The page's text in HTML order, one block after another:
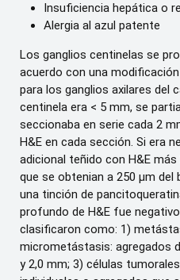
Insuficiencia hepática o
Alergia al azul patente
Los ganglios centinelas se
acuerdo con una
para los ganglios axilares del
centinela era < 5 mm, se
seccionaba en serie cada 2
H&E en cada sección. Si era
adicional teñido con H&E
que se obtenian a 250 μm del
una tinción de
profundo de H&E fue
clasificaron como: 1)
micrometástasis: agregados
y 2,0 mm; 3) células